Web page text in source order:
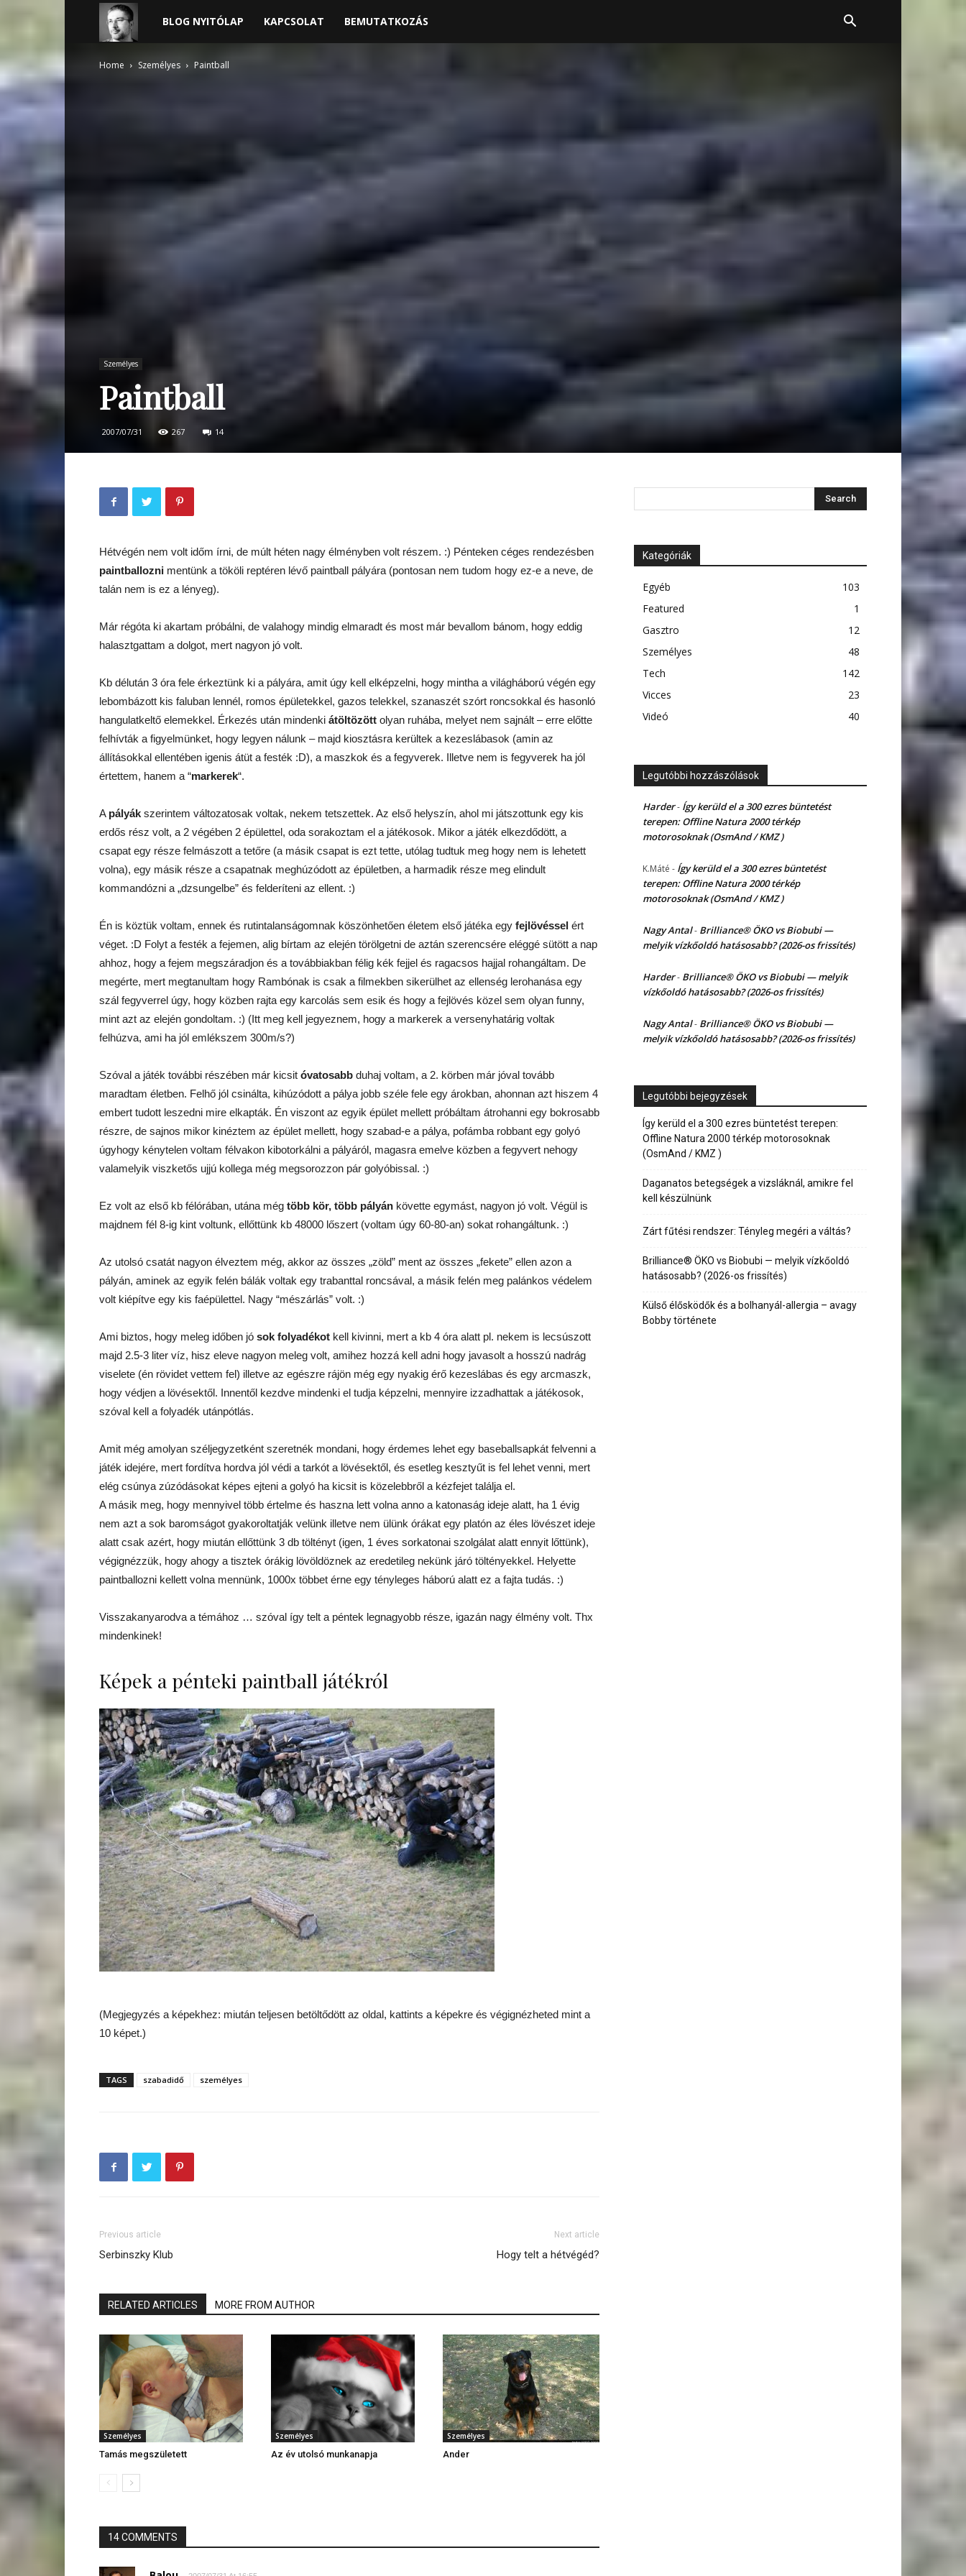
Harder
blogja
BLOG NYITÓLAP KAPCSOLAT BEMUTATKOZÁS
Home Személyes Paintball
Személyes
Paintball
2007/07/31 267 14
Hétvégén nem volt időm írni, de múlt héten nagy élményben volt részem. :) Pénteken céges rendezésben
paintballozni mentünk a tököli reptéren lévő paintball pályára (pontosan nem tudom hogy ez-e a neve, de
talán nem is ez a lényeg).
Már régóta ki akartam próbálni, de valahogy mindig elmaradt és most már bevallom bánom, hogy eddig
halasztgattam a dolgot, mert nagyon jó volt.
Kb délután 3 óra fele érkeztünk ki a pályára, amit úgy kell elképzelni, hogy mintha a világháború végén egy
lebombázott kis faluban lennél, romos épületekkel, gazos telekkel, szanaszét szórt roncsokkal és hasonló
hangulatkeltő elemekkel. Érkezés után mindenki átöltözött olyan ruhába, melyet nem sajnált – erre előtte
felhívták a figyelmünket, hogy legyen nálunk – majd kiosztásra kerültek a kezeslábasok (amin az
állításokkal ellentében igenis átüt a festék :D), a maszkok és a fegyverek. Illetve nem is fegyverek ha jól
értettem, hanem a “markerek“.
A pályák szerintem változatosak voltak, nekem tetszettek. Az első helyszín, ahol mi játszottunk egy kis
erdős rész volt, a 2 végében 2 épülettel, oda sorakoztam el a játékosok. Mikor a játék elkezdődött, a
csapat egy része felmászott a tetőre (a másik csapat is ezt tette, utólag tudtuk meg hogy nem is lehetett
volna), egy másik része a csapatnak meghúzódott az épületben, a harmadik része meg elindult
kommandózni a „dzsungelbe” és felderíteni az ellent. :)
Én is köztük voltam, ennek és rutintalanságomnak köszönhetően életem első játéka egy fejlövéssel ért
véget. :D Folyt a festék a fejemen, alig bírtam az elején törölgetni de aztán szerencsére eléggé sütött a nap
ahhoz, hogy a fejem megszáradjon és a továbbiakban félig kék fejjel és ragacsos hajjal rohangáltam. De
megérte, mert megtanultam hogy Rambónak is csak a filmekben sikerülhet az ellenség lerohanása egy
szál fegyverrel úgy, hogy közben rajta egy karcolás sem esik és hogy a fejlövés közel sem olyan funny,
mint azt az elején gondoltam. :) (Itt meg kell jegyeznem, hogy a markerek a versenyhatárig voltak
felhúzva, ami ha jól emlékszem 300m/s?)
Szóval a játék további részében már kicsit óvatosabb duhaj voltam, a 2. körben már jóval tovább
maradtam életben. Felhő jól csinálta, kihúzódott a pálya jobb széle fele egy árokban, ahonnan azt hiszem 4
embert tudott leszedni mire elkapták. Én viszont az egyik épület mellett próbáltam átrohanni egy bokrosabb
részre, de sajnos mikor kinéztem az épület mellett, hogy szabad-e a pálya, pofámba robbant egy golyó
úgyhogy kénytelen voltam félvakon kibotorkálni a pályáról, magasra emelve közben a fegyvert nehogy
valamelyik viszketős ujjú kollega még megsorozzon pár golyóbissal. :)
Ez volt az első kb félórában, utána még több kör, több pályán követte egymást, nagyon jó volt. Végül is
majdnem fél 8-ig kint voltunk, ellőttünk kb 48000 lőszert (voltam úgy 60-80-an) sokat rohangáltunk. :)
Az utolsó csatát nagyon élveztem még, akkor az összes „zöld” ment az összes „fekete” ellen azon a
pályán, aminek az egyik felén bálák voltak egy trabanttal roncsával, a másik felén meg palánkos védelem
volt kiépítve egy kis faépülettel. Nagy “mészárlás” volt. :)
Ami biztos, hogy meleg időben jó sok folyadékot kell kivinni, mert a kb 4 óra alatt pl. nekem is lecsúszott
majd 2.5-3 liter víz, hisz eleve nagyon meleg volt, amihez hozzá kell adni hogy javasolt a hosszú nadrág
viselete (én rövidet vettem fel) illetve az egészre rájön még egy nyakig érő kezeslábas és egy arcmaszk,
hogy védjen a lövésektől. Innentől kezdve mindenki el tudja képzelni, mennyire izzadhattak a játékosok,
szóval kell a folyadék utánpótlás.
Amit még amolyan széljegyzetként szeretnék mondani, hogy érdemes lehet egy baseballsapkát felvenni a
játék idejére, mert fordítva hordva jól védi a tarkót a lövésektől, és esetleg kesztyűt is fel lehet venni, mert
elég csúnya zúzódásokat képes ejteni a golyó ha kicsit is közelebbről a kézfejet találja el.
A másik meg, hogy mennyivel több értelme és haszna lett volna anno a katonaság ideje alatt, ha 1 évig
nem azt a sok baromságot gyakoroltatják velünk illetve nem ülünk órákat egy platón az éles lövészet ideje
alatt csak azért, hogy miután ellőttünk 3 db töltényt (igen, 1 éves sorkatonai szolgálat alatt ennyit lőttünk),
végignézzük, hogy ahogy a tisztek órákig lövöldöznek az eredetileg nekünk járó töltényekkel. Helyette
paintballozni kellett volna mennünk, 1000x többet érne egy tényleges háború alatt ez a fajta tudás. :)
Visszakanyarodva a témához … szóval így telt a péntek legnagyobb része, igazán nagy élmény volt. Thx
mindenkinek!
Képek a pénteki paintball játékról
(Megjegyzés a képekhez: miután teljesen betöltődött az oldal, kattints a képekre és végignézheted mint a
10 képet.)
TAGS szabadidő személyes
Previous article
Serbinszky Klub
Next article
Hogy telt a hétvégéd?
RELATED ARTICLES MORE FROM AUTHOR
Személyes
Tamás megszületett
Személyes
Az év utolsó munkanapja
Személyes
Ander
14 COMMENTS
Kategóriák
Egyéb
103
Featured
1
Gasztro
12
Személyes
48
Tech
142
Vicces
23
Videó
40
Legutóbbi hozzászólások
Harder- Így kerüld el a 300 ezres büntetést
terepen: Offline Natura 2000 térkép
motorosoknak (OsmAnd / KMZ )
K.Máté - Így kerüld el a 300 ezres büntetést
terepen: Offline Natura 2000 térkép
motorosoknak (OsmAnd / KMZ )
Nagy Antal- Brilliance® ÖKO vs Biobubi —
melyik vízkőoldó hatásosabb? (2026-os frissítés)
Harder- Brilliance® ÖKO vs Biobubi — melyik
vízkőoldó hatásosabb? (2026-os frissítés)
Nagy Antal- Brilliance® ÖKO vs Biobubi —
melyik vízkőoldó hatásosabb? (2026-os frissítés)
Legutóbbi bejegyzések
Így kerüld el a 300 ezres büntetést terepen:
Offline Natura 2000 térkép motorosoknak
(OsmAnd / KMZ )
Daganatos betegségek a vizsláknál, amikre fel
kell készülnünk
Zárt fűtési rendszer: Tényleg megéri a váltás?
Brilliance® ÖKO vs Biobubi — melyik vízkőoldó
hatásosabb? (2026-os frissítés)
Külső élősködők és a bolhanyál-allergia – avagy
Bobby története